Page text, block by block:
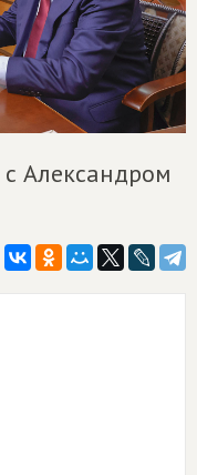
Александром